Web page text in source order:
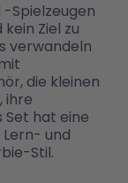
Spielzeugen
Ziel zu
verwandeln
die kleinen
ihre
Set hat eine
und
Stil.